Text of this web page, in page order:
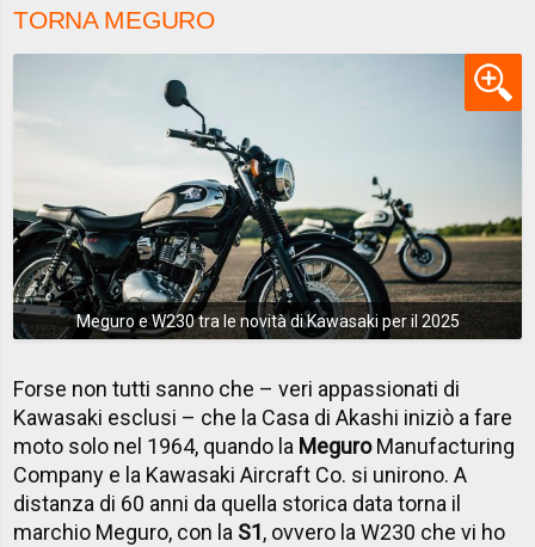
TORNA MEGURO
Meguro e W230 tra le novità di Kawasaki per il 2025
Forse non tutti sanno che – veri appassionati di
Kawasaki esclusi – che la Casa di Akashi iniziò a fare
moto solo nel 1964, quando la MeguroManufacturing
Company e la Kawasaki Aircraft Co. si unirono. A
distanza di 60 anni da quella storica data torna il
marchio Meguro, con la S1, ovvero la W230 che vi ho